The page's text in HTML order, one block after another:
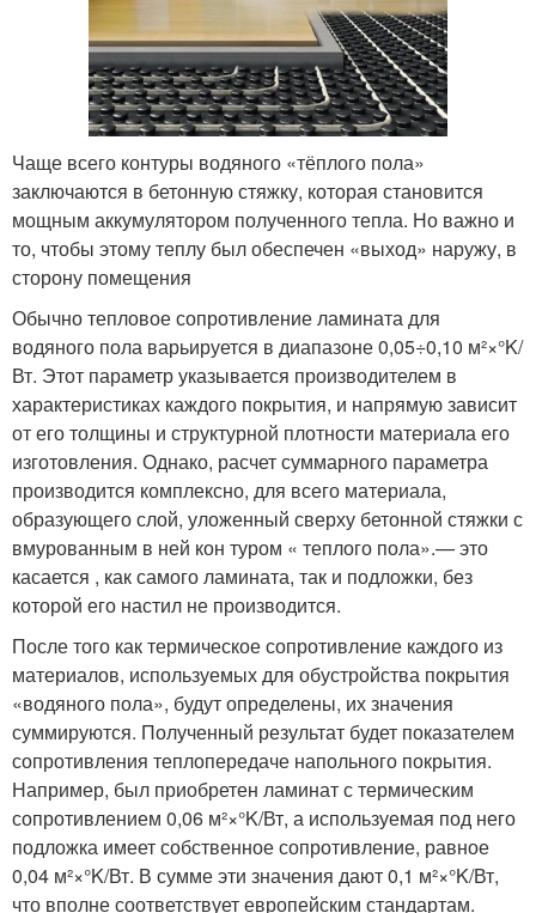
Чаще всего контуры водяного «тёплого пола»
заключаются в бетонную стяжку, которая становится
мощным аккумулятором полученного тепла. Но важно и
то, чтобы этому теплу был обеспечен «выход» наружу, в
сторону помещения
Обычно тепловое сопротивление ламината для
водяного пола варьируется в диапазоне 0,05÷0,10 м²×°K/
Вт. Этот параметр указывается производителем в
характеристиках каждого покрытия, и напрямую зависит
от его толщины и структурной плотности материала его
изготовления. Однако, расчет суммарного параметра
производится комплексно, для всего материала,
образующего слой, уложенный сверху бетонной стяжки с
вмурованным в ней кон туром « теплого пола».— это
касается , как самого ламината, так и подложки, без
которой его настил не производится.
После того как термическое сопротивление каждого из
материалов, используемых для обустройства покрытия
«водяного пола», будут определены, их значения
суммируются. Полученный результат будет показателем
сопротивления теплопередаче напольного покрытия.
Например, был приобретен ламинат с термическим
сопротивлением 0,06 м²×°K/Вт, а используемая под него
подложка имеет собственное сопротивление, равное
0,04 м²×°K/Вт. В сумме эти значения дают 0,1 м²×°K/Вт,
что вполне соответствует европейским стандартам.